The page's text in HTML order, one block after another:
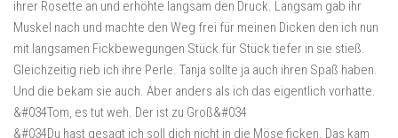
ihrer Rosette an und erhöhte langsam den Druck. Langsam gab ihr
Muskel nach und machte den Weg frei für meinen Dicken den ich nun
mit langsamen Fickbewegungen Stück für Stück tiefer in sie stieß.
Gleichzeitig rieb ich ihre Perle. Tanja sollte ja auch ihren Spaß haben.
Und die bekam sie auch. Aber anders als ich das eigentlich vorhatte.
&#034Tom, es tut weh. Der ist zu Groß&#034
&#034Du hast gesagt ich soll dich nicht in die Möse ficken. Das kam